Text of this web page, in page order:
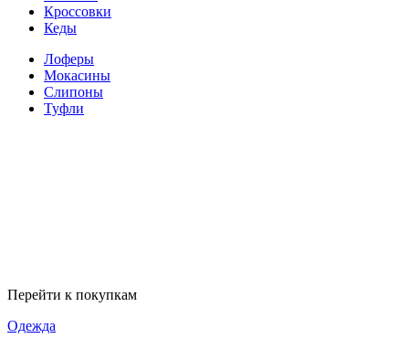
Кроссовки
Кеды
Лоферы
Мокасины
Слипоны
Туфли
Перейти к покупкам
Одежда